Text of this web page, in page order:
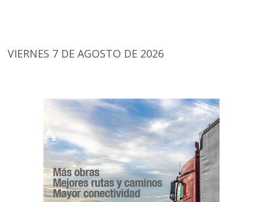
VIERNES 7 DE AGOSTO DE 2026